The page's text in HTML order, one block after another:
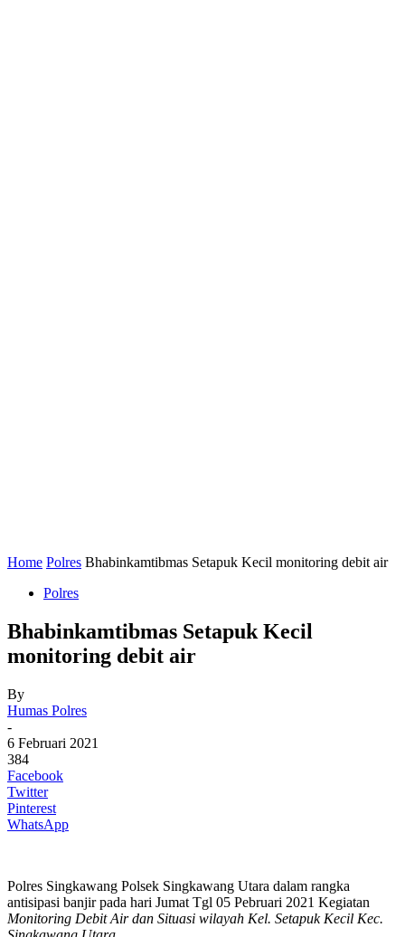
Home Polres Bhabinkamtibmas Setapuk Kecil monitoring debit air
Polres
Bhabinkamtibmas Setapuk Kecil
monitoring debit air
By
Humas Polres
-
6 Februari 2021
384
Facebook
Twitter
Pinterest
WhatsApp
Polres Singkawang Polsek Singkawang Utara dalam rangka
antisipasi banjir pada hari Jumat Tgl 05 Pebruari 2021 Kegiatan
Monitoring Debit Air dan Situasi wilayah Kel. Setapuk Kecil Kec.